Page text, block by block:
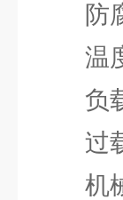
防腐
温度
负载
过载
机械